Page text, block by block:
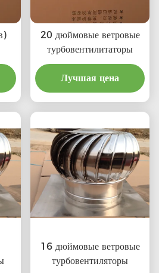
20 дюймовые ветровые
турбовентилитаторы
Лучшая цена
16 дюймовые ветровые
турбовентиляторы